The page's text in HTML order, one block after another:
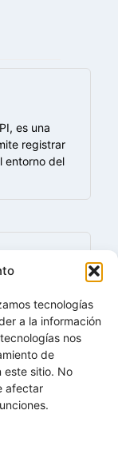
tecnologías
a la información
nos
de
este sitio. No
afectar
es una
registrar
entorno del
situación de
Buscar